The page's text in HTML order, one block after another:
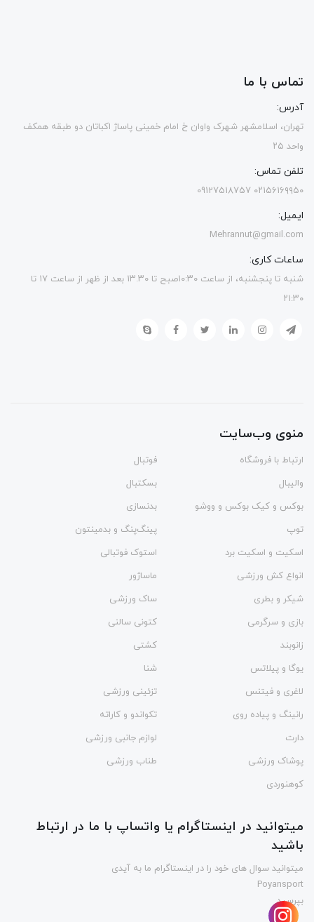
تماس با ما
آدرس:
تهران، اسلامشهر شهرک واوان خ امام خمینی پاساژ اکباتان دو طبقه همکف
واحد ۲۵
تلفن تماس:
۰۲۱۵۶۱۶۹۹۵۰ 09127518757
ایمیل:
Mehrannut@gmail.com
ساعات کاری:
شنبه تا پنجشنبه، از ساعت ۱۰:۳۰صبح تا ۱۳.۳۰ بعد از ظهر از ساعت ۱۷ تا
۲۱:۳۰
منوی وب‌سایت
ارتباط با فروشگاه
فوتبال
والیبال
بسکتبال
بوکس و کیک بوکس و ووشو
بدنسازی
توپ
پینگ‌پنگ و بدمينتون
اسکیت و اسکیت برد
استوک فوتبالی
انواع کش ورزشی
ماساژور
شیکر و بطری
ساک ورزشی
بازی و سرگرمی
کتونی سالنی
زانوبند
کشتی
یوگا و پیلاتس
شنا
لاغری و فیتنس
تزئینی ورزشی
رانینگ و پیاده روی
تکواندو و کاراته
دارت
لوازم جانبی ورزشی
پوشاک ورزشی
طناب ورزشی
کوهنوردی
میتوانید در اینستاگرام یا واتساپ با ما در ارتباط
باشید
میتوانید سوال های خود را در اینستاگرام ما به آیدی
Poyansport
بپرسید